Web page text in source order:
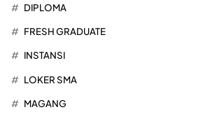
DIPLOMA
FRESH GRADUATE
INSTANSI
LOKER SMA
MAGANG